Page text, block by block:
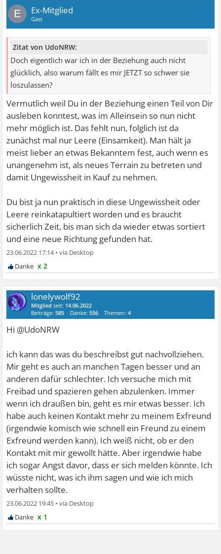
E Ex-Mitglied
Gast
Zitat von UdoNRW:
Doch eigentlich war ich in der Beziehung auch nicht
glücklich, also warum fällt es mir JETZT so schwer sie
loszulassen?
Vermutlich weil Du in der Beziehung einen Teil von Dir
ausleben konntest, was im Alleinsein so nun nicht
mehr möglich ist. Das fehlt nun, folglich ist da
zunächst mal nur Leere (Einsamkeit). Man hält ja
meist lieber an etwas Bekanntem fest, auch wenn es
unangenehm ist, als neues Terrain zu betreten und
damit Ungewissheit in Kauf zu nehmen.
Du bist ja nun praktisch in diese Ungewissheit oder
Leere reinkatapultiert worden und es braucht
sicherlich Zeit, bis man sich da wieder etwas sortiert
und eine neue Richtung gefunden hat.
23.06.2022 17:14•
x 2
lonelywolf92
Mitglied seit: 14.06.2022
Beiträge:585 Danke:556 Themen:4
Hi @UdoNRW
ich kann das was du beschreibst gut nachvollziehen.
Mir geht es auch an manchen Tagen besser und an
anderen dafür schlechter. Ich versuche mich mit
Freibad und spazieren gehen abzulenken. Immer
wenn ich draußen bin, geht es mir etwas besser. Ich
habe auch keinen Kontakt mehr zu meinem Exfreund
(irgendwie komisch wie schnell ein Freund zu einem
Exfreund werden kann). Ich weiß nicht, ob er den
Kontakt mit mir gewollt hätte. Aber irgendwie habe
ich sogar Angst davor, dass er sich melden könnte. Ich
wüsste nicht, was ich ihm sagen und wie ich mich
verhalten sollte.
23.06.2022 19:45 •
x 1